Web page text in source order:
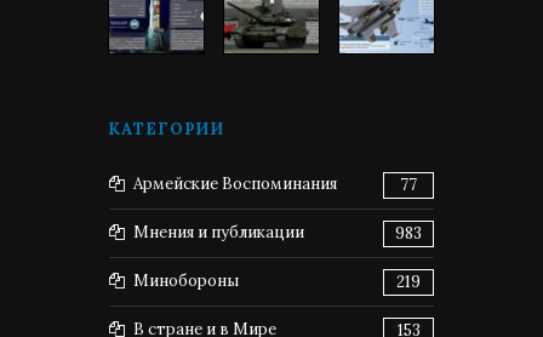
КАТЕГОРИИ
Армейские Воспоминания 77
Мнения и публикации 983
Минобороны 219
В стране и в Мире 153